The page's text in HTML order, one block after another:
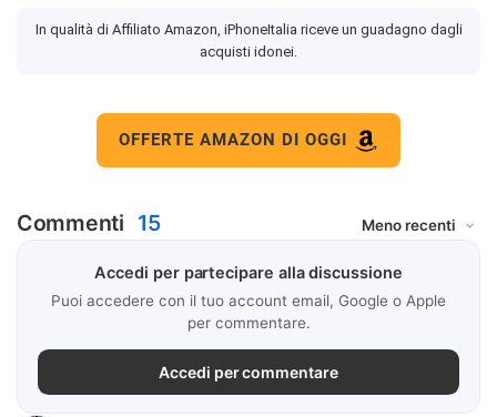
In qualità di Affiliato Amazon, iPhoneItalia riceve un guadagno dagli
acquisti idonei.
OFFERTE AMAZON DI OGGI
Commenti 15
Accedi per partecipare alla discussione
Puoi accedere con il tuo account email, Google o Apple
per commentare.
Accedi per commentare